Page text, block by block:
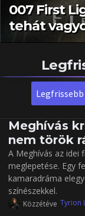
007 First
tehát
Legfrissebb
Meghívás
nem török
A Meghívás az idei
meglepetése. Egy
kamaradráma
színészekkel.
Közzétéve Tyrion